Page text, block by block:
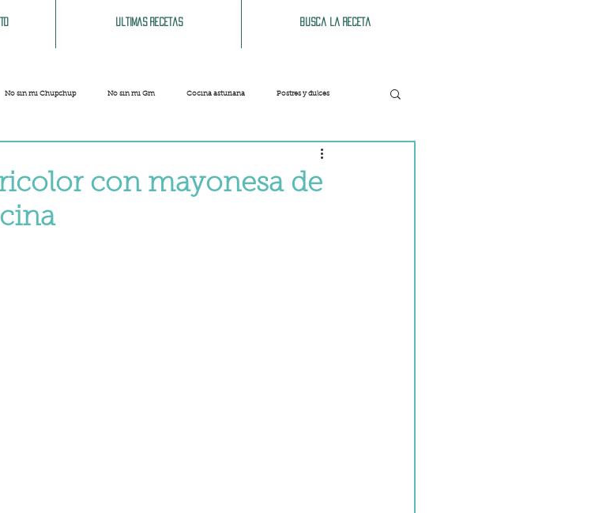
Busca la receta
Ultimas recetas
No sin mi Chupchup No sin mi Gm Cocina asturiana Postres y dulces
Bebidas
cochina
con mayonesa de